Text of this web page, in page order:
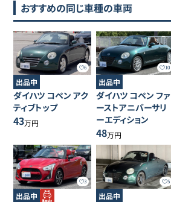
おすすめの同じ車種の車両
6
出品中
ダイハツ コペン アク
ティブトップ
43万円
10
出品中
ダイハツ コペン ファ
ーストアニバーサリ
ーエディション
48万円
3
出品中
5
出品中